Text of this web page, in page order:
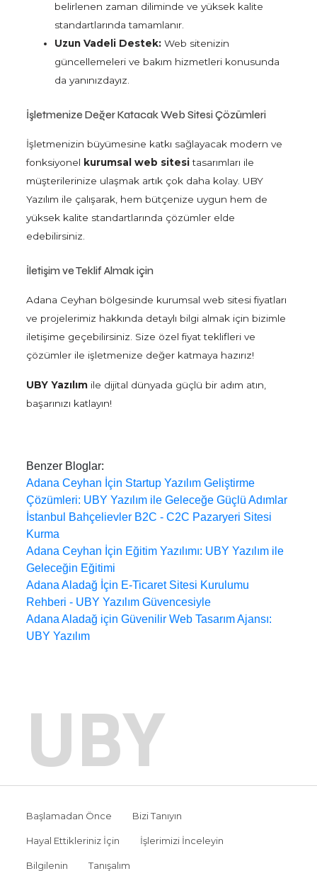
belirlenen zaman diliminde ve yüksek kalite
standartlarında tamamlanır.
Uzun Vadeli Destek: Web sitenizin
güncellemeleri ve bakım hizmetleri konusunda
da yanınızdayız.
İşletmenize Değer Katacak Web Sitesi Çözümleri
İşletmenizin büyümesine katkı sağlayacak modern ve
fonksiyonel kurumsal web sitesitasarımları ile
müşterilerinize ulaşmak artık çok daha kolay. UBY
Yazılım ile çalışarak, hem bütçenize uygun hem de
yüksek kalite standartlarında çözümler elde
edebilirsiniz.
İletişim ve Teklif Almak için
Adana Ceyhan bölgesinde kurumsal web sitesi fiyatları
ve projelerimiz hakkında detaylı bilgi almak için bizimle
iletişime geçebilirsiniz. Size özel fiyat teklifleri ve
çözümler ile işletmenize değer katmaya hazırız!
UBY Yazılım ile dijital dünyada güçlü bir adım atın,
başarınızı katlayın!
Benzer Bloglar:
Adana Ceyhan İçin Startup Yazılım Geliştirme
Çözümleri: UBY Yazılım ile Geleceğe Güçlü Adımlar
İstanbul Bahçelievler B2C - C2C Pazaryeri Sitesi
Kurma
Adana Ceyhan İçin Eğitim Yazılımı: UBY Yazılım ile
Geleceğin Eğitimi
Adana Aladağ İçin E-Ticaret Sitesi Kurulumu
Rehberi - UBY Yazılım Güvencesiyle
Adana Aladağ için Güvenilir Web Tasarım Ajansı:
UBY Yazılım
UBY
Başlamadan Önce Bizi Tanıyın
Hayal Ettikleriniz İçin İşlerimizi İnceleyin
Bilgilenin Tanışalım